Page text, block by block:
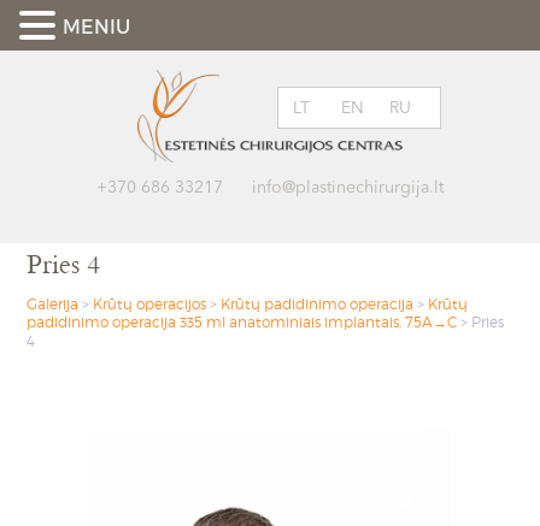
+370 686 33217 info@plastinechirurgija.lt
LT EN RU
Pries 4
Galerija > Krūtų operacijos > Krūtų padidinimo operacija > Krūtų
padidinimo operacija 335 ml anatominiais implantais. 75A→C > Pries
4
MENIU